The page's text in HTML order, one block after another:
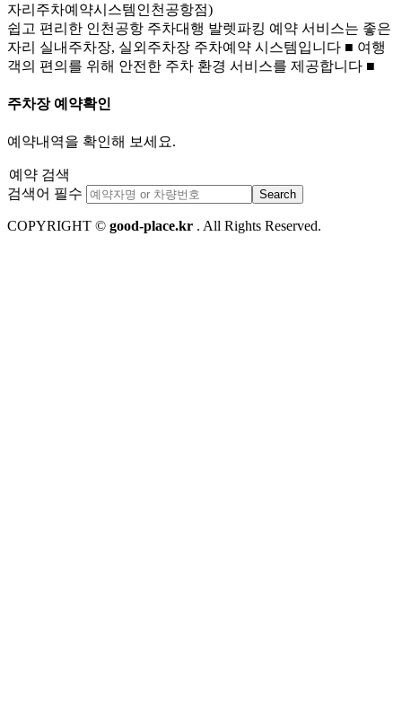
자리주차예약시스템인천공항점)
쉽고 편리한 인천공항 주차대행 발렛파킹 예약 서비스는 좋은
자리 실내주차장, 실외주차장 주차예약 시스템입니다 ■ 여행
객의 편의를 위해 안전한 주차 환경 서비스를 제공합니다 ■
주차장 예약확인
예약내역을 확인해 보세요.
예약 검색
검색어 필수
Search
COPYRIGHT © good-place.kr . All Rights Reserved.